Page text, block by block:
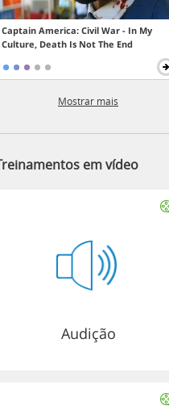
Captain America: Civil War - In My
Culture, Death Is Not The End
Mostrar mais
em vídeo
Audição